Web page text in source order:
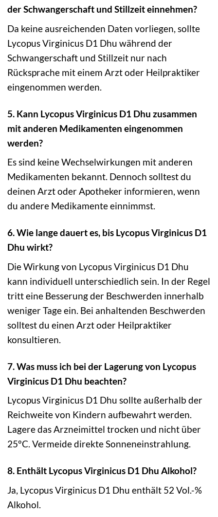
der Schwangerschaft und Stillzeit einnehmen?
Da keine ausreichenden Daten vorliegen, sollte
Lycopus Virginicus D1 Dhu während der
Schwangerschaft und Stillzeit nur nach
Rücksprache mit einem Arzt oder Heilpraktiker
eingenommen werden.
5. Kann Lycopus Virginicus D1 Dhu zusammen
mit anderen Medikamenten eingenommen
werden?
Es sind keine Wechselwirkungen mit anderen
Medikamenten bekannt. Dennoch solltest du
deinen Arzt oder Apotheker informieren, wenn
du andere Medikamente einnimmst.
6. Wie lange dauert es, bis Lycopus Virginicus D1
Dhu wirkt?
Die Wirkung von Lycopus Virginicus D1 Dhu
kann individuell unterschiedlich sein. In der Regel
tritt eine Besserung der Beschwerden innerhalb
weniger Tage ein. Bei anhaltenden Beschwerden
solltest du einen Arzt oder Heilpraktiker
konsultieren.
7. Was muss ich bei der Lagerung von Lycopus
Virginicus D1 Dhu beachten?
Lycopus Virginicus D1 Dhu sollte außerhalb der
Reichweite von Kindern aufbewahrt werden.
Lagere das Arzneimittel trocken und nicht über
25°C. Vermeide direkte Sonneneinstrahlung.
8. Enthält Lycopus Virginicus D1 Dhu Alkohol?
Ja, Lycopus Virginicus D1 Dhu enthält 52 Vol.-%
Alkohol.